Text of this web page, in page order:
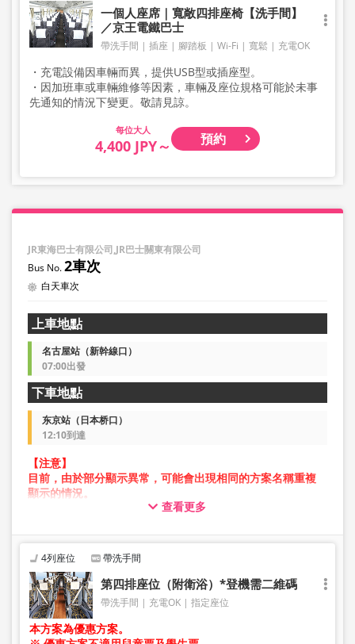
一個人座席｜寬敞四排座椅【洗手間】
／京王電鐵巴士
帶洗手間 插座 腳踏板 Wi-Fi 寬鬆 充電OK
・充電設備因車輛而異，提供USB型或插座型。
・因加班車或車輛維修等因素，車輛及座位規格可能於未事
先通知的情況下變更。敬請見諒。
大人
4,400 JPY～ 預約
JR東海巴士有限公司,JR巴士關東有限公司
2車次
白天車次
上車地點
名古屋站（新幹線口）
07:00出發
下車地點
东京站（日本桥口）
12:10到達
【注意】
目前，由於部分顯示異常，可能會出現相同的方案名稱重複
顯示的情況。
在此情況下，預約操作過程中可能會發生錯誤。
案進行預約。
查看更多
4列座位 帶洗手間
第四排座位（附衛浴）*登機需二維碼
帶洗手間 充電OK 指定座位
本方案為優惠方案。